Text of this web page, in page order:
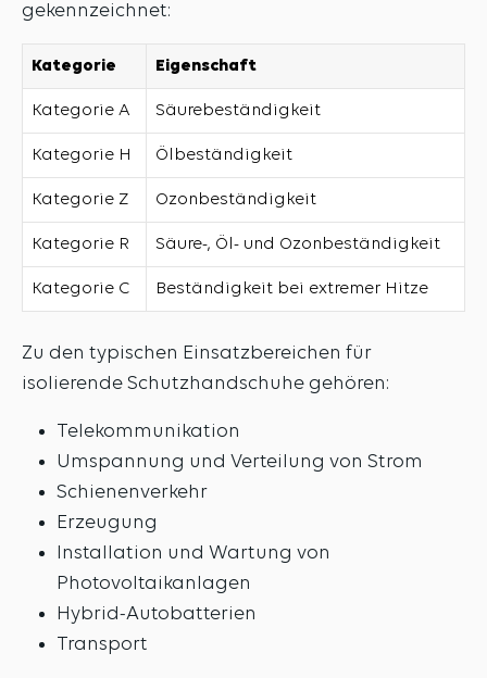
gekennzeichnet:
Kategorie Eigenschaft
Kategorie A Säurebeständigkeit
Kategorie H Ölbeständigkeit
Kategorie Z Ozonbeständigkeit
Kategorie R Säure-, Öl- und Ozonbeständigkeit
Kategorie C Beständigkeit bei extremer Hitze
Zu den typischen Einsatzbereichen für
isolierende Schutzhandschuhe gehören:
Telekommunikation
Umspannung und Verteilung von Strom
Schienenverkehr
Erzeugung
Installation und Wartung von
Photovoltaikanlagen
Hybrid-Autobatterien
Transport